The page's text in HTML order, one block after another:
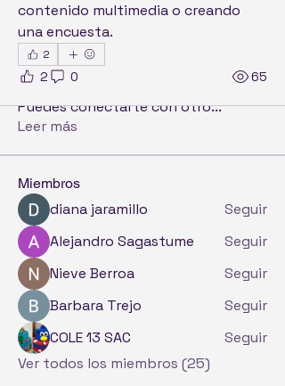
contenido multimedia o creando
una encuesta.
2
2 0 65
Acerca de
¡Te damos la bienvenida al grupo!
Puedes conectarte con otro...
Leer más
Miembros
diana jaramillo
Seguir
Alejandro Sagastume
Seguir
Nieve Berroa
Seguir
Barbara Trejo
Seguir
COLE 13 SAC
Seguir
Ver todos los miembros (25)